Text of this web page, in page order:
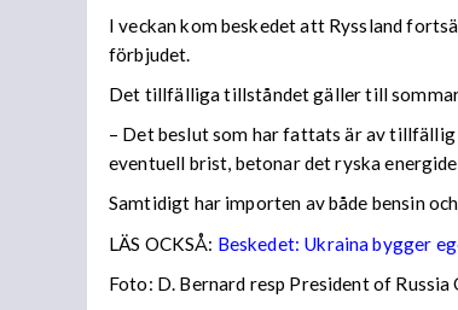
I veckan kom beskedet att Ryssland
förbjudet.
Det tillfälliga tillståndet gäller till
– Det beslut som har fattats är av
eventuell brist, betonar det ryska
Samtidigt har importen av både bensin
LÄS OCKSÅ: Beskedet: Ukraina bygger
Foto: D. Bernard resp President of Russia